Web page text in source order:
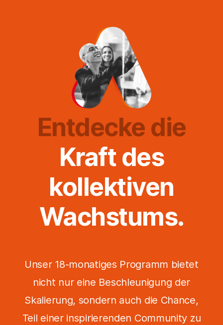
Entdecke die
Kraft des
kollektiven
Wachstums.
Unser 18-monatiges Programm bietet
nicht nur eine Beschleunigung der
Skalierung, sondern auch die Chance,
Teil einer inspirierenden Community zu